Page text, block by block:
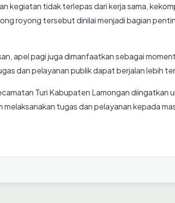
kegiatan tidak terlepas dari kerja sama,
royong tersebut dinilai menjadi bagian
apel pagi juga dimanfaatkan sebagai
dan pelayanan publik dapat berjalan lebih
Turi Kabupaten Lamongan
tugas dan pelayanan kepada